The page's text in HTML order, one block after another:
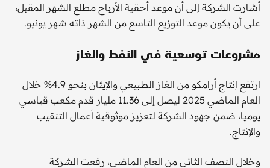
أشارت الشركة إلى أن موعد أحقية الأرباح مطلع الشهر المقبل،
على أن يكون موعد التوزيع التاسع من الشهر ذاته شهر يونيو.
مشروعات توسعية في النفط والغاز
ارتفع إنتاج أرامكو من الغاز الطبيعي والإيثان بنحو 4.9% خلال
العام الماضي 2025 ليصل إلى 11.36 مليار قدم مكعب قياسي
يوميا، ضمن جهود الشركة لتعزيز موثوقية أعمال التنقيب
والإنتاج.
وخلال النصف الثاني من العام الماضي، رفعت الشركة